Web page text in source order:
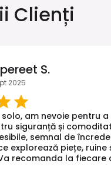
Clienți
S.
2025
am nevoie pentru
siguranță și
semnal de
explorează piețe, ruine
recomanda la fiecare